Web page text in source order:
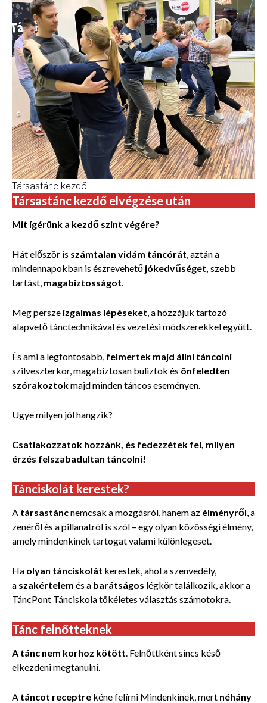
Társastánc kezdő
Társastánc kezdő elvégzése után
Mit ígérünk a kezdő szint végére?
Hát először is számtalan vidám táncórát, aztán a
mindennapokban is észrevehető jókedvűséget, szebb
tartást, magabiztosságot.
Meg persze izgalmas lépéseket, a hozzájuk tartozó
alapvető tánctechnikával és vezetési módszerekkel együtt.
És ami a legfontosabb, felmertek majd állni táncolni
szilveszterkor, magabiztosan buliztok és önfeledten
szórakoztokmajd minden táncos eseményen.
Ugye milyen jól hangzik?
Csatlakozzatok hozzánk, és fedezzétek fel, milyen
érzés felszabadultan táncolni!
Tánciskolát kerestek?
A társastáncnemcsak a mozgásról, hanem az élményről, a
zenéről és a pillanatról is szól – egy olyan közösségi élmény,
amely mindenkinek tartogat valami különlegeset.
Ha olyan tánciskolát kerestek, ahol a szenvedély,
a szakértelem és a barátságos légkör találkozik, akkor a
TáncPont Tánciskola tökéletes választás számotokra.
Tánc felnőtteknek
A tánc nem korhoz kötött. Felnőttként sincs késő
elkezdeni megtanulni.
A táncot receptre kéne felírni Mindenkinek, mert néhány